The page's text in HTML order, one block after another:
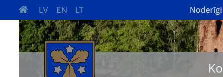
LV EN LT Noderīgi